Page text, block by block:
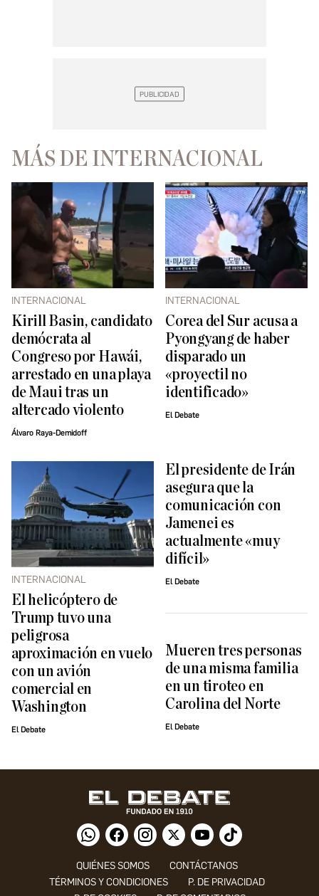
MÁS DE INTERNACIONAL
INTERNACIONAL
Kirill Basin, candidato
demócrata al
Congreso por Hawái,
arrestado en una playa
de Maui tras un
altercado violento
Álvaro Raya-Demidoff
INTERNACIONAL
Corea del Sur acusa a
Pyongyang de haber
disparado un
«proyectil no
identificado»
El Debate
INTERNACIONAL
El helicóptero de
Trump tuvo una
peligrosa
aproximación en vuelo
con un avión
comercial en
Washington
El Debate
El presidente de Irán
asegura que la
comunicación con
Jamenei es
actualmente «muy
difícil»
El Debate
Mueren tres personas
de una misma familia
en un tiroteo en
Carolina del Norte
El Debate
QUIÉNES SOMOS
CONTÁCTANOS
TÉRMINOS Y CONDICIONES
P. DE PRIVACIDAD